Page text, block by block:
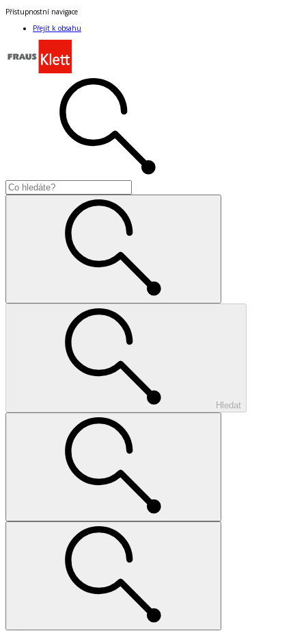
Přístupnostní navigace
Přejít k obsahu
Hledat